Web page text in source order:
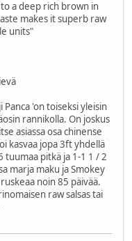
a deep rich brown in
makes it superb raw
units"
'on toiseksi yleisin
rannikolla. On joskus
asiassa osa chinense
kasvaa jopa 3ft yhdellä
tuumaa pitkä ja 1-1 1 / 2
marja maku ja Smokey
noin 85 päivää.
raw salsas tai